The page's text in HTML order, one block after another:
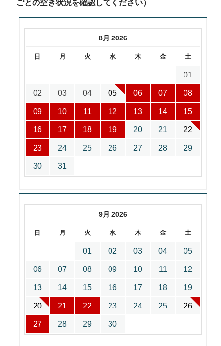
ごとの空き状況を確認してください）
8月 2026
日 月 火 水 木 金 土
01
02 03 04 05 06 07 08
09 10 11 12 13 14 15
16 17 18 19 20 21 22
23 24 25 26 27 28 29
30 31
9月 2026
日 月 火 水 木 金 土
01 02 03 04 05
06 07 08 09 10 11 12
13 14 15 16 17 18 19
20 21 22 23 24 25 26
27 28 29 30